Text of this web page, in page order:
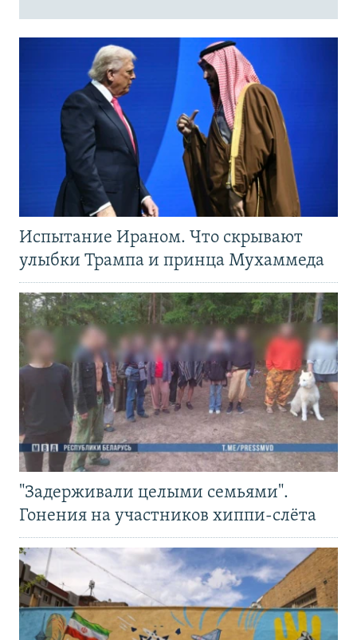
Испытание Ираном. Что скрывают
улыбки Трампа и принца Мухаммеда
"Задерживали целыми семьями".
Гонения на участников хиппи-слёта